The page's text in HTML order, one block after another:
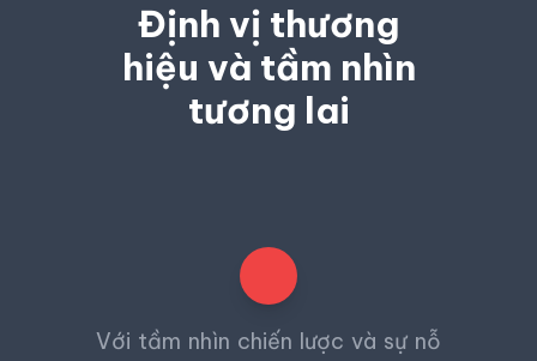
Định vị thương
hiệu và tầm nhìn
tương lai
Với tầm nhìn chiến lược và sự nỗ